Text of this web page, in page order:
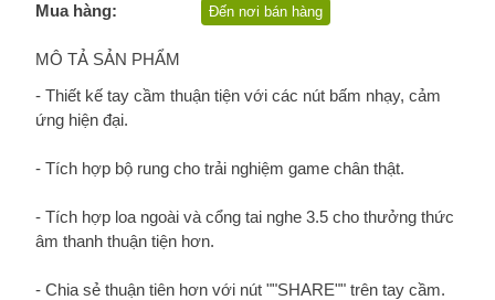
Mua hàng:
Đến nơi bán hàng
MÔ TẢ SẢN PHẨM
- Thiết kế tay cầm thuận tiện với các nút bấm nhạy, cảm
ứng hiện đại.
- Tích hợp bộ rung cho trải nghiệm game chân thật.
- Tích hợp loa ngoài và cổng tai nghe 3.5 cho thưởng thức
âm thanh thuận tiện hơn.
- Chia sẻ thuận tiên hơn với nút ""SHARE"" trên tay cầm.